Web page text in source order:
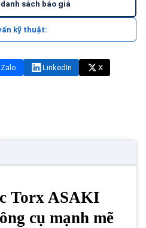
sách báo giá
kỹ thuật:
Zalo LinkedIn
X
Torx ASAKI
cụ mạnh mẽ